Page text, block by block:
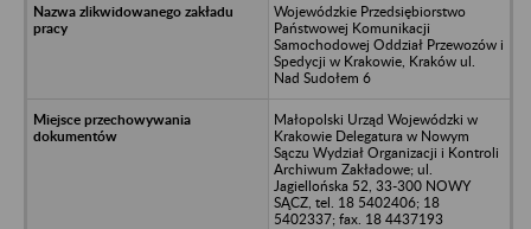
Wojewódzkie Przedsiębiorstwo
Państwowej Komunikacji
Samochodowej Oddział Przewozów i
Spedycji w Krakowie, Kraków ul.
Nad Sudołem 6
Małopolski Urząd Wojewódzki w
Krakowie Delegatura w Nowym
Sączu Wydział Organizacji i Kontroli
Archiwum Zakładowe; ul.
Jagiellońska 52, 33-300 NOWY
SĄCZ, tel. 18 5402406; 18
5402337; fax. 18 4437193